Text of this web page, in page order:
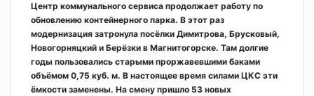
Центр коммунального сервиса продолжает работу по
обновлению контейнерного парка. В этот раз
модернизация затронула посёлки Димитрова, Брусковый,
Новогорняцкий и Берёзки в Магнитогорске. Там долгие
годы пользовались старыми проржавевшими баками
объёмом 0,75 куб. м. В настоящее время силами ЦКС эти
ёмкости заменены. На смену пришло 53 новых